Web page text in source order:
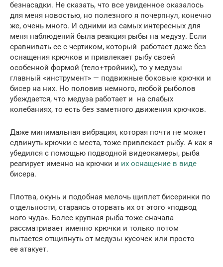
безнасадки. Не сказать, что все увиденное оказалось
для меня новостью, но полезного я почерпнул, конечно
же, очень много. И одними из самых интересных для
меня наблюдений была реакция рыбы на медузу. Если
сравнивать ее с чертиком, который работает даже без
оснащения крючков и привлекает рыбу своей
особенной формой (тело+тройник), то у медузы
главный «инструмент» — подвижные боковые крючки и
бисер на них. Но половив немного, любой рыболов
убеждается, что медуза работает и на слабых
колебаниях, то есть без заметного движения крючков.
Даже минимальная вибрация, которая почти не может
сдвинуть крючки с места, тоже привлекает рыбу. А как я
убедился с помощью подводной видеокамеры, рыба
реагирует именно на крючки и их оснащение в виде
бисера.
Плотва, окунь и подобная мелочь щиплет бисеринки по
отдельности, стараясь оторвать их от этого «подвод
ного чуда». Более крупная рыба тоже сначала
рассматривает именно крючки и только потом
пытается отщипнуть от медузы кусочек или просто
ее атакует.